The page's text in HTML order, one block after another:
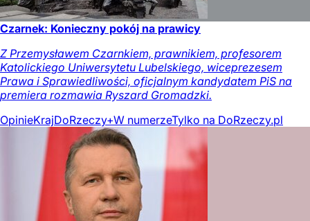
Czarnek: Konieczny pokój na prawicy
Z Przemysławem Czarnkiem, prawnikiem, profesorem
Katolickiego Uniwersytetu Lubelskiego, wiceprezesem
Prawa i Sprawiedliwości, oficjalnym kandydatem PiS na
premiera rozmawia Ryszard Gromadzki.
OpinieKrajDoRzeczy+W numerzeTylko na DoRzeczy.pl